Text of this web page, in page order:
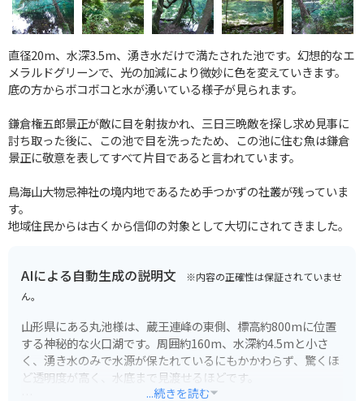
直径20m、水深3.5m、湧き水だけで満たされた池です。幻想的なエ
メラルドグリーンで、光の加減により微妙に色を変えていきます。
底の方からボコボコと水が湧いている様子が見られます。
鎌倉権五郎景正が敵に目を射抜かれ、三日三晩敵を探し求め見事に
討ち取った後に、この池で目を洗ったため、この池に住む魚は鎌倉
景正に敬意を表してすべて片目であると言われています。
鳥海山大物忌神社の境内地であるため手つかずの社叢が残っていま
す。
地域住民からは古くから信仰の対象として大切にされてきました。
AIによる自動生成の説明文 ※内容の正確性は保証されていませ
ん。
山形県にある丸池様は、蔵王連峰の東側、標高約800mに位置
する神秘的な火口湖です。周囲約160m、水深約4.5mと小さ
く、湧き水のみで水源が保たれているにもかかわらず、驚くほ
ど透明度が高く、水底まで見渡せるほどです。
...続きを読む